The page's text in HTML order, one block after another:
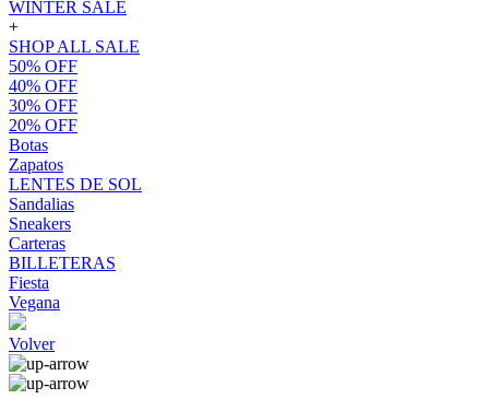
WINTER SALE
+
SHOP ALL SALE
50% OFF
40% OFF
30% OFF
20% OFF
Botas
Zapatos
LENTES DE SOL
Sandalias
Sneakers
Carteras
BILLETERAS
Fiesta
Vegana
Volver